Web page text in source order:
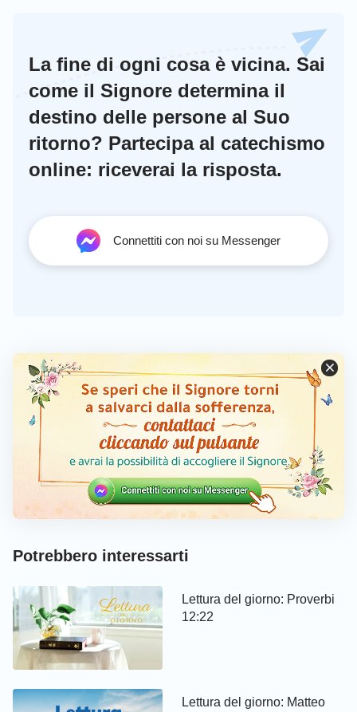
La fine di ogni cosa è vicina. Sai
come il Signore determina il
destino delle persone al Suo
ritorno? Partecipa al catechismo
online: riceverai la risposta.
Connettiti con noi su Messenger
Potrebbero interessarti
Lettura del giorno: Proverbi
12:22
Lettura del giorno: Matteo